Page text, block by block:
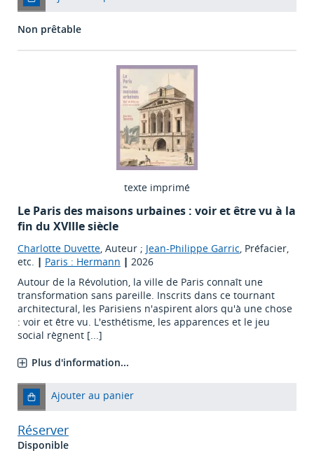
Non prêtable
texte imprimé
Le Paris des maisons urbaines : voir et être vu à la
fin du XVIIIe siècle
Charlotte Duvette, Auteur ; Jean-Philippe Garric, Préfacier,
etc. | Paris : Hermann | 2026
Autour de la Révolution, la ville de Paris connaît une
transformation sans pareille. Inscrits dans ce tournant
architectural, les Parisiens n'aspirent alors qu'à une chose
: voir et être vu. L'esthétisme, les apparences et le jeu
social règnent [...]
Plus d'information...
Ajouter au panier
Réserver
Disponible